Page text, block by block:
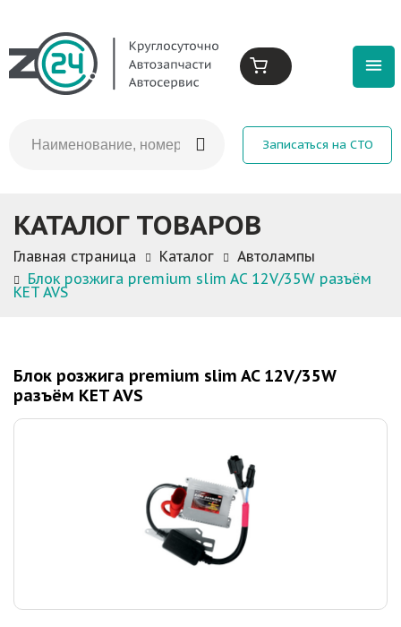
Записаться на СТО
КАТАЛОГ ТОВАРОВ
Главная страница Каталог
Автолампы
Блок розжига premium slim AC 12V/35W разъём
KET AVS
Блок розжига premium slim AC 12V/35W
разъём KET AVS